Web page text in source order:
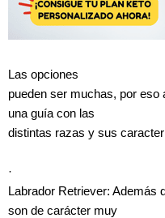
Las opciones
pueden ser muchas, por eso
una guía con las
distintas razas y sus
·
Labrador Retriever: Además
son de carácter muy